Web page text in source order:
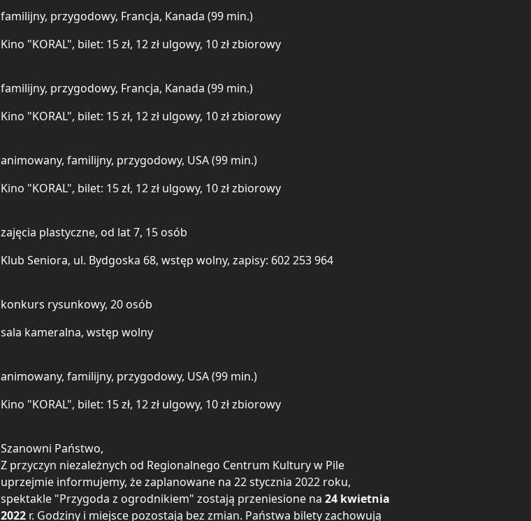
familijny, przygodowy, Francja, Kanada (99 min.)
Kino "KORAL", bilet: 15 zł, 12 zł ulgowy, 10 zł zbiorowy
familijny, przygodowy, Francja, Kanada (99 min.)
Kino "KORAL", bilet: 15 zł, 12 zł ulgowy, 10 zł zbiorowy
animowany, familijny, przygodowy, USA (99 min.)
Kino "KORAL", bilet: 15 zł, 12 zł ulgowy, 10 zł zbiorowy
zajęcia plastyczne, od lat 7, 15 osób
Klub Seniora, ul. Bydgoska 68, wstęp wolny, zapisy: 602 253 964
konkurs rysunkowy, 20 osób
sala kameralna, wstęp wolny
animowany, familijny, przygodowy, USA (99 min.)
Kino "KORAL", bilet: 15 zł, 12 zł ulgowy, 10 zł zbiorowy
Szanowni Państwo,
Z przyczyn niezależnych od Regionalnego Centrum Kultury w Pile
uprzejmie informujemy, że zaplanowane na 22 stycznia 2022 roku,
spektakle "Przygoda z ogrodnikiem" zostają przeniesione na 24 kwietnia
2022 r. Godziny i miejsce pozostają bez zmian. Państwa bilety zachowują